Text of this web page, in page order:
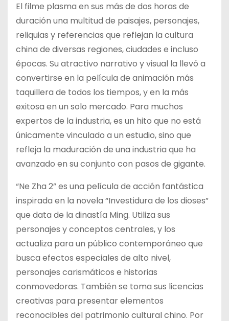
El filme plasma en sus más de dos horas de
duración una multitud de paisajes, personajes,
reliquias y referencias que reflejan la cultura
china de diversas regiones, ciudades e incluso
épocas. Su atractivo narrativo y visual la llevó a
convertirse en la película de animación más
taquillera de todos los tiempos, y en la más
exitosa en un solo mercado. Para muchos
expertos de la industria, es un hito que no está
únicamente vinculado a un estudio, sino que
refleja la maduración de una industria que ha
avanzado en su conjunto con pasos de gigante.
“Ne Zha 2” es una película de acción fantástica
inspirada en la novela “Investidura de los dioses”
que data de la dinastía Ming. Utiliza sus
personajes y conceptos centrales, y los
actualiza para un público contemporáneo que
busca efectos especiales de alto nivel,
personajes carismáticos e historias
conmovedoras. También se toma sus licencias
creativas para presentar elementos
reconocibles del patrimonio cultural chino. Por